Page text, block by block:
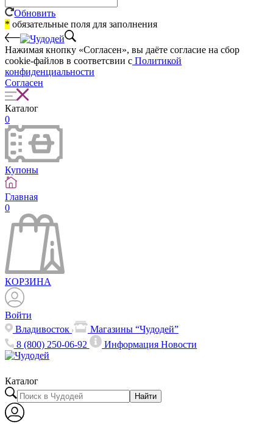
Обновить
* обязательные поля для заполнения
Нажимая кнопку «Согласен», вы даёте cогласие на сбор
cookie-файлов в соответсвии с Политикой
конфиденциальности
Согласен
Каталог
0
Купоны
Главная
0
КОРЗИНА
Войти
Владивосток
Магазины “Чудодей”
8 (800) 250-06-92
ИнформацияНовости
Каталог
Найти